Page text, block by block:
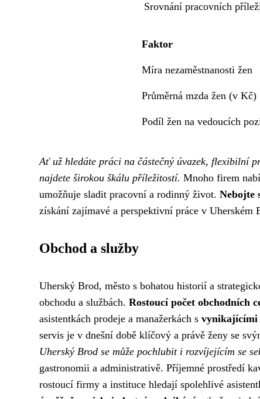
Srovnání pracovních
Faktor
Míra nezaměstnanosti žen
Průměrná mzda žen (v Kč)
Podíl žen na vedoucích
Ať už hledáte práci na částečný úvazek, flexibilní
najdete širokou škálu příležitostí. Mnoho firem
umožňuje sladit pracovní a rodinný život. Nebojte
získání zajímavé a perspektivní práce v Uherském
Obchod a služby
Uherský Brod, město s bohatou historií a
obchodu a službách. Rostoucí počet obchodních
asistentkách prodeje a manažerkách s vynikajícími
servis je v dnešní době klíčový a právě ženy se
Uherský Brod se může pochlubit i rozvíjejícím se
gastronomii a administrativě. Příjemné prostředí
rostoucí firmy a instituce hledají spolehlivé